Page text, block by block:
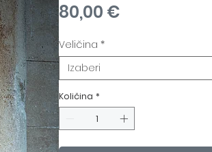
80,00 €
Veličina *
Izaberi
Količina *